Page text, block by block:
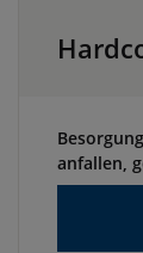
anfallen,